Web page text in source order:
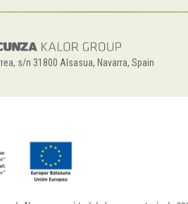
s/n 31800 Alsasua, Navarra, Spain